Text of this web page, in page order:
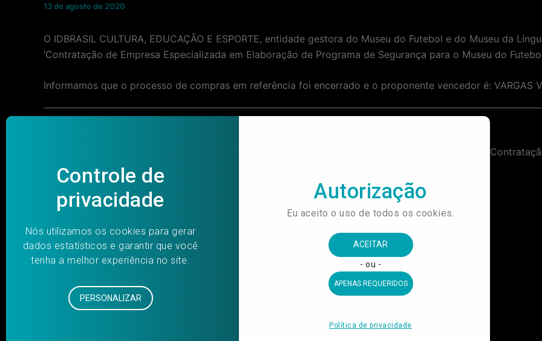
13 de agosto de 2020
O IDBRASIL CULTURA, EDUCAÇÃO E ESPORTE, entidade gestora do Museu do Futebol e do Museu da
‘Contratação de Empresa Especializada em Elaboração de Programa de Segurança para o Museu do
Informamos que o processo de compras em referência foi encerrado e o proponente vencedor é: VARGAS